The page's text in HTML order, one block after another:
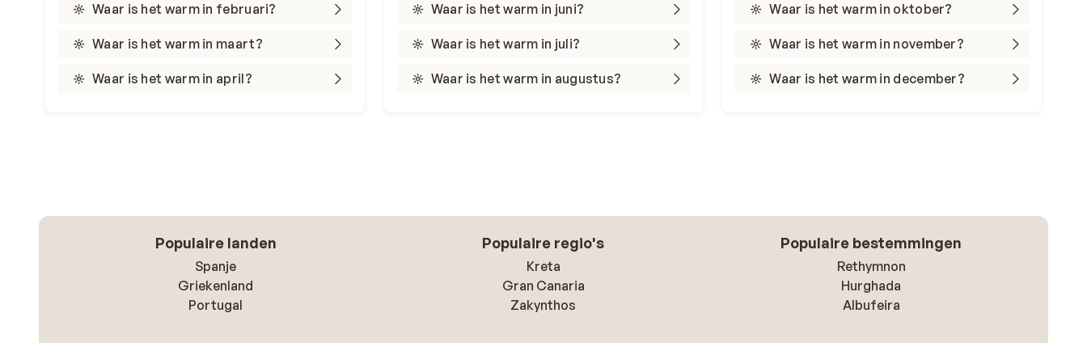
Waar is het warm in februari?
Waar is het warm in maart?
Waar is het warm in april?
Waar is het warm in juni?
Waar is het warm in juli?
Waar is het warm in augustus?
Waar is het warm in oktober?
Waar is het warm in november?
Waar is het warm in december?
Populaire landen
Spanje
Griekenland
Portugal
Populaire regio's
Kreta
Gran Canaria
Zakynthos
Populaire bestemmingen
Rethymnon
Hurghada
Albufeira